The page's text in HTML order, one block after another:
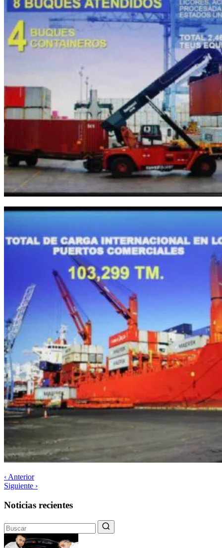
‹ Anterior
Siguiente ›
Noticias recientes